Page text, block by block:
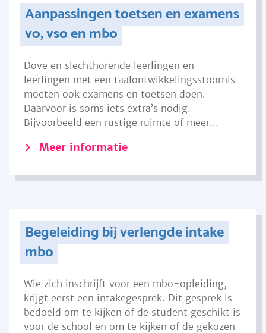
Aanpassingen toetsen en examens
vo, vso en mbo
Dove en slechthorende leerlingen en
leerlingen met een taalontwikkelingsstoornis
moeten ook examens en toetsen doen.
Daarvoor is soms iets extra’s nodig.
Bijvoorbeeld een rustige ruimte of meer...
Meer informatie
Begeleiding bij verlengde intake
mbo
Wie zich inschrijft voor een mbo-opleiding,
krijgt eerst een intakegesprek. Dit gesprek is
bedoeld om te kijken of de student geschikt is
voor de school en om te kijken of de gekozen